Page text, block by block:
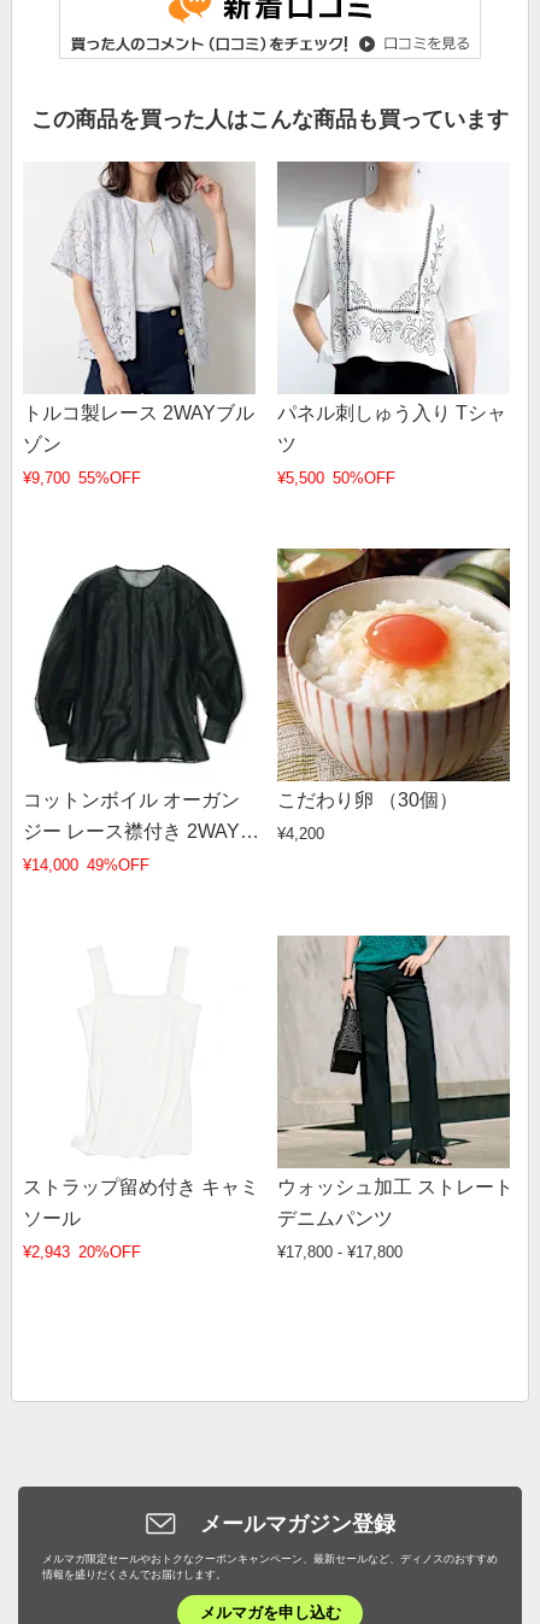
この商品を買った人はこんな商品も買っています
トルコ製レース 2WAYブル
ゾン
¥9,700 55%OFF
パネル刺しゅう入り Tシャ
ツ
¥5,500 50%OFF
コットンボイル オーガン
ジー レース襟付き 2WAY
ブラウス
¥14,000 49%OFF
こだわり卵 （30個）
¥4,200
ストラップ留め付き キャミ
ソール
¥2,943 20%OFF
ウォッシュ加工 ストレート
デニムパンツ
¥17,800 - ¥17,800
メールマガジン登録
メルマガ限定セールやおトクなクーポンキャンペーン、最新セールなど、ディノスのおすすめ
情報を盛りだくさんでお届けします。
メルマガを申し込む